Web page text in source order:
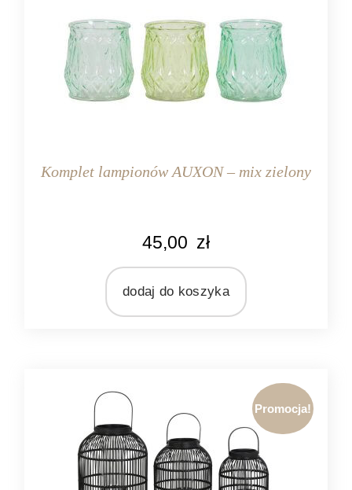
Komplet lampionów AUXON – mix zielony
45,00 zł
dodaj do koszyka
Promocja!